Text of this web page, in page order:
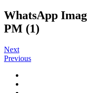
WhatsApp
PM (1)
Next
Previous